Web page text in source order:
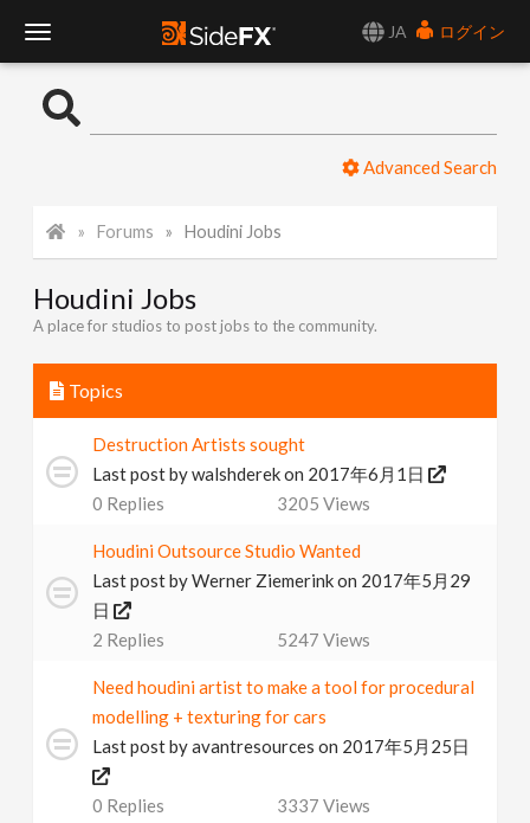
JA
ログイン
o
l
e
Advanced Search
Forums Houdini Jobs
Houdini Jobs
A place for studios to post jobs to the community.
Topics
Destruction Artists sought
Last post bywalshderekon 2017年6月1日
0 Replies 3205 Views
Houdini Outsource Studio Wanted
Last post byWerner Ziemerinkon 2017年5月29
日
2 Replies 5247 Views
Need houdini artist to make a tool for procedural
modelling + texturing for cars
Last post byavantresources on 2017年5月25日
0 Replies 3337 Views